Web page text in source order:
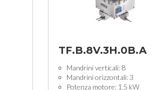
TF.B.8V.3H.0B.A
Mandrini verticali: 8
Mandrini orizzontali: 3
Potenza motore: 1.5 kW